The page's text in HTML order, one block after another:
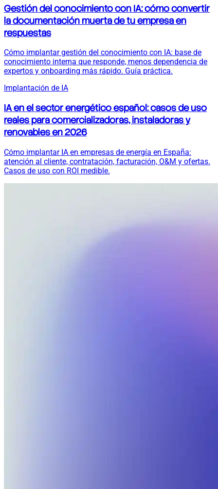
Gestión del conocimiento con IA: cómo convertir
la documentación muerta de tu empresa en
respuestas
Cómo implantar gestión del conocimiento con IA: base de
conocimiento interna que responde, menos dependencia de
expertos y onboarding más rápido. Guía práctica.
Implantación de IA
IA en el sector energético español: casos de uso
reales para comercializadoras, instaladoras y
renovables en 2026
Cómo implantar IA en empresas de energía en España:
atención al cliente, contratación, facturación, O&M y ofertas.
Casos de uso con ROI medible.